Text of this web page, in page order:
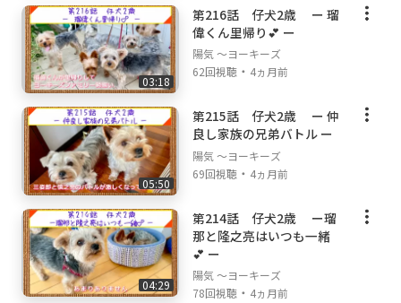
03:18
第216話 仔犬2歳 ー 瑠
偉くん里帰り💕 ー
陽気 ～ヨーキーズ
62回視聴 ・ 4ヵ月前
05:50
第215話 仔犬2歳 ー 仲
良し家族の兄弟バトル ー
陽気 ～ヨーキーズ
69回視聴 ・ 4ヵ月前
04:29
第214話 仔犬2歳 ー瑠
那と隆之亮はいつも一緒
💕 ー
陽気 ～ヨーキーズ
78回視聴 ・ 4ヵ月前